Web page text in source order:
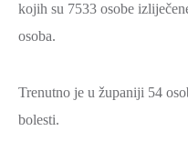
kojih su 7533 osobe
osoba.
Trenutno je u županiji 54
bolesti.